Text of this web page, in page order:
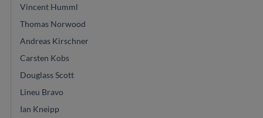
Vincent Humml
Thomas Norwood
Andreas Kirschner
Carsten Kobs
Douglass Scott
Lineu Bravo
Ian Kneipp